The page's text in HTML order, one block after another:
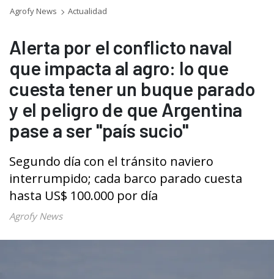
Agrofy News Actualidad
Alerta por el conflicto naval
que impacta al agro: lo que
cuesta tener un buque parado
y el peligro de que Argentina
pase a ser "país sucio"
Segundo día con el tránsito naviero
interrumpido; cada barco parado cuesta
hasta US$ 100.000 por día
Agrofy News